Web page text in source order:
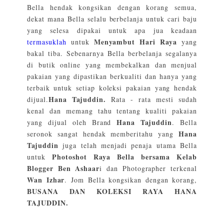
Bella hendak kongsikan dengan korang semua,
dekat mana Bella selalu berbelanja untuk cari baju
yang selesa dipakai untuk apa jua keadaan
termasuklah untuk Menyambut Hari Raya yang
bakal tiba. Sebenarnya Bella berbelanja segalanya
di butik online yang membekalkan dan menjual
pakaian yang dipastikan berkualiti dan hanya yang
terbaik untuk setiap koleksi pakaian yang hendak
dijual.Hana Tajuddin. Rata - rata mesti sudah
kenal dan memang tahu tentang kualiti pakaian
yang dijual oleh BrandHana Tajuddin. Bella
seronok sangat hendak memberitahu yangHana
Tajuddin juga telah menjadi penaja utama Bella
untukPhotoshot Raya Bella bersama Kelab
Blogger Ben Ashaari dan Photographer terkenal
Wan Izhar. Jom Bella kongsikan dengan korang,
BUSANA DAN KOLEKSI RAYA HANA
TAJUDDIN.